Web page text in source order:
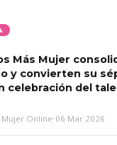
Más Mujer
y convierten su
celebración del
Online•06 Mar 2026